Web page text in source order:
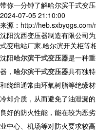
带你一分钟了解哈尔滨干式变
2024-07-05 21:10:00
来源：http://
沈阳沈西变压器制造有限公司
式变电站厂家,哈尔滨开关柜等
沈阳哈尔滨干式变压器是一种
器， 哈尔滨干式变压器具有独
和绕组通常由环氧树脂等绝缘
冷却介质，从而避免了油泄漏
良好的防火性能，能在较为恶
业中心、机场等对防火要求较